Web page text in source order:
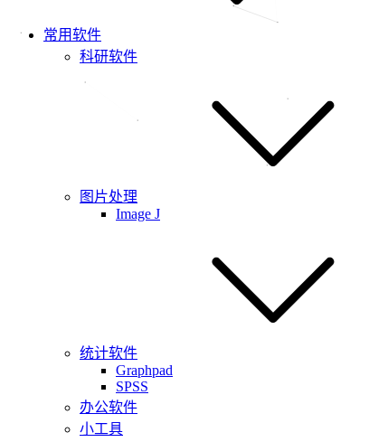
常用软件
科研软件
图片处理
Image J
统计软件
Graphpad
SPSS
办公软件
小工具